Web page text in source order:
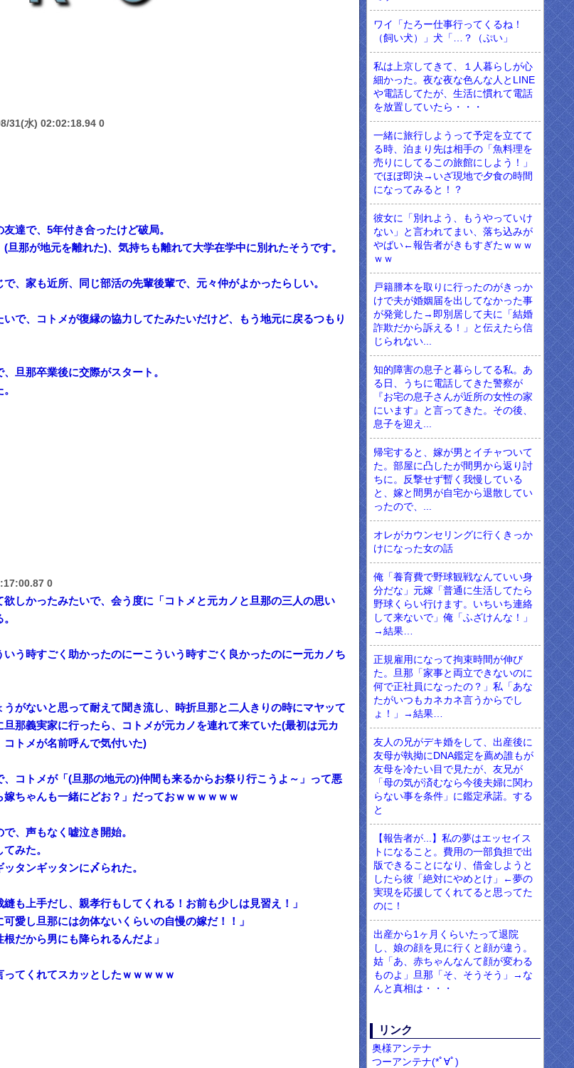
31(水) 02:02:18.94 0
達で、5年付き合ったけど破局。
旦那が地元を離れた)、気持ちも離れて大学在学中に別れたそうです。
、家も近所、同じ部活の先輩後輩で、元々仲がよかったらしい。
で、コトメが復縁の協力してたみたいだけど、もう地元に戻るつもり
旦那卒業後に交際がスタート。
0
しかったみたいで、会う度に「コトメと元カノと旦那の三人の思い
う時すごく助かったのにーこういう時すごく良かったのにー元カノち
がないと思って耐えて聞き流し、時折旦那と二人きりの時にマヤッて
那義実家に行ったら、コトメが元カノを連れて来ていた(最初は元カ
コトメが名前呼んで気付いた)
コトメが「(旦那の地元の)仲間も来るからお祭り行こうよ～」って悪
ちゃんも一緒にどお？」だっておｗｗｗｗｗｗ
、声もなく嘘泣き開始。
みた。
タンギッタンに〆られた。
も上手だし、親孝行もしてくれる！お前も少しは見習え！」
愛し旦那には勿体ないくらいの自慢の嫁だ！！」
だから男にも降られるんだよ」
てくれてスカッとしたｗｗｗｗｗ
ワイ「たろー仕事行ってくるね！
（飼い犬）」犬「…？（ぷい」
私は上京してきて、１人暮らしが心
細かった。夜な夜な色んな人とLINE
や電話してたが、生活に慣れて電話
を放置していたら・・・
一緒に旅行しようって予定を立てて
る時、泊まり先は相手の「魚料理を
売りにしてるこの旅館にしよう！」
でほぼ即決→いざ現地で夕食の時間
になってみると！？
彼女に「別れよう、もうやっていけ
ない」と言われてまい、落ち込みが
やばい←報告者がきもすぎたｗｗｗ
ｗｗ
戸籍謄本を取りに行ったのがきっか
けで夫が婚姻届を出してなかった事
が発覚した→即別居して夫に「結婚
詐欺だから訴える！」と伝えたら信
じられない...
知的障害の息子と暮らしてる私。あ
る日、うちに電話してきた警察が
『お宅の息子さんが近所の女性の家
にいます』と言ってきた。その後、
息子を迎え...
帰宅すると、嫁が男とイチャついて
た。部屋に凸したが間男から返り討
ちに。反撃せず暫く我慢している
と、嫁と間男が自宅から退散してい
ったので、...
オレがカウンセリングに行くきっか
けになった女の話
俺「養育費で野球観戦なんていい身
分だな」元嫁「普通に生活してたら
野球くらい行けます。いちいち連絡
して来ないで」俺「ふざけんな！」
→結果…
正規雇用になって拘束時間が伸び
た。旦那「家事と両立できないのに
何で正社員になったの？」私「あな
たがいつもカネカネ言うからでし
ょ！」→結果…
友人の兄がデキ婚をして、出産後に
友母が執拗にDNA鑑定を薦め誰もが
友母を冷たい目で見たが、友兄が
「母の気が済むなら今後夫婦に関わ
らない事を条件」に鑑定承諾。する
と
【報告者が...】私の夢はエッセイス
トになること。費用の一部負担で出
版できることになり、借金しようと
したら彼「絶対にやめとけ」←夢の
実現を応援してくれてると思ってた
のに！
出産から1ヶ月くらいたって退院
し、娘の顔を見に行くと顔が違う。
姑「あ、赤ちゃんなんて顔が変わる
ものよ」旦那「そ、そうそう」→な
んと真相は・・・
リンク
奥様アンテナ
つーアンテナ(*ﾟ∀ﾟ)